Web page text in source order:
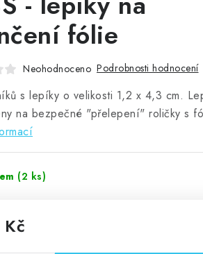
fólie
Neohodnoceno Podrobnosti hodnocení
s lepíky o velikosti 1,2 x 4,3 cm.
na bezpečné "přelepení" roličky s
(2 ks)
Kč